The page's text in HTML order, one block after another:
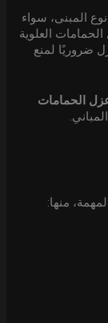
المبنى، سواء
العلوية
ضروريًا لمنع
الحمامات
منها: